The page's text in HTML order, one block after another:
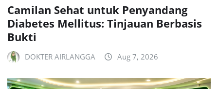
Camilan Sehat untuk Penyandang
Diabetes Mellitus: Tinjauan Berbasis
Bukti
DOKTER AIRLANGGA Aug 7, 2026